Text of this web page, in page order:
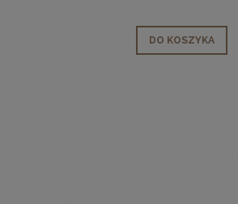
DO KOSZYKA